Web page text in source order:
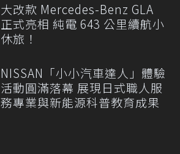
大改款 Mercedes-Benz GLA
正式亮相 純電 643 公里續航小
休旅！
NISSAN「小小汽車達人」體驗
活動圓滿落幕 展現日式職人服
務專業與新能源科普教育成果